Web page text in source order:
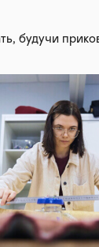
будучи